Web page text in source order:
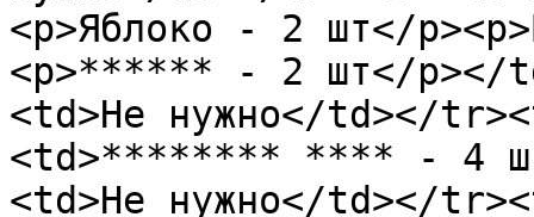
<p>Яблоко - 2 шт</
<p>****** - 2 шт</p></
<td>Не нужно</td></
<td>******** **** - 4
<td>Не нужно</td></